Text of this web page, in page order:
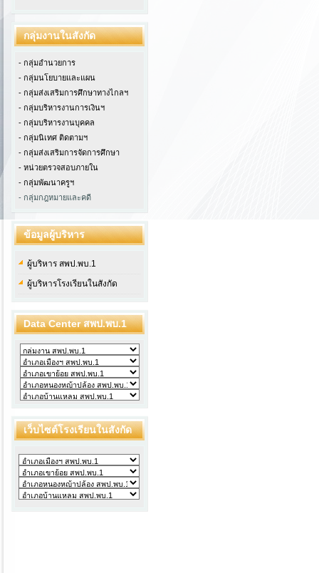
กลุ่มงานในสังกัด
- กลุ่มอำนวยการ
- กลุ่มนโยบายและแผน
- กลุ่มส่งเสริมการศึกษาทางไกลฯ
- กลุ่มบริหารงานการเงินฯ
- กลุ่มบริหารงานบุคคล
- กลุ่มนิเทศ ติดตามฯ
- กลุ่มส่งเสริมการจัดการศึกษา
- หน่วยตรวจสอบภายใน
- กลุ่มพัฒนาครูฯ
- กลุ่มกฎหมายและคดี
ข้อมูลผู้บริหาร
ผู้บริหาร สพป.พบ.1
ผู้บริหารโรงเรียนในสังกัด
Data Center สพป.พบ.1
เว็บไซต์โรงเรียนในสังกัด